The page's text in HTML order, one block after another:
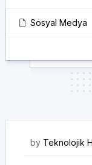
Sosyal Medya
by Teknolojik